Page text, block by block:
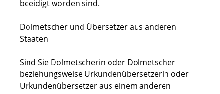
beeidigt worden sind.
Dolmetscher und Übersetzer aus anderen
Staaten
Sind Sie Dolmetscherin oder Dolmetscher
beziehungsweise Urkundenübersetzerin oder
Urkundenübersetzer aus einem anderen